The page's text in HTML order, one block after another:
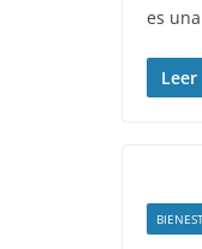
es una
Leer